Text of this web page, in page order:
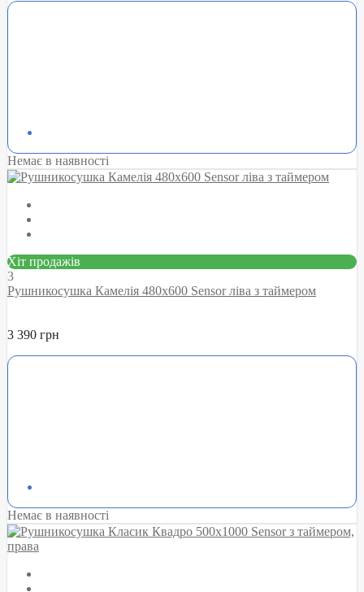
Немає в наявності
Хіт продажів
3
Рушникосушка Камелія 480х600 Sensor ліва з таймером
3 390 грн
Немає в наявності